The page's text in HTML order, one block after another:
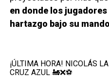
en donde los
hartazgo bajo su
¡ÚLTIMA HORA! NICOLÁS
CRUZ AZUL 🚂❌⚽️